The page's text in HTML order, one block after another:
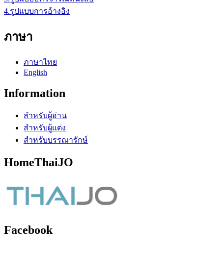
4.รูปแบบการอ้างอิง
ภาษา
ภาษาไทย
English
Information
สำหรับผู้อ่าน
สำหรับผู้แต่ง
สำหรับบรรณารักษ์
HomeThaiJO
Facebook